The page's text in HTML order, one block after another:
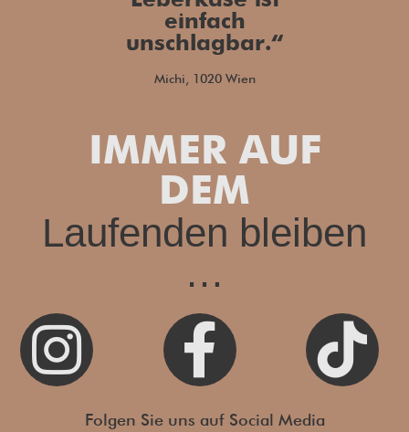
einfach
unschlagbar.“
Michi, 1020 Wien
IMMER AUF
DEM
Laufenden bleiben
…
  
Folgen Sie uns auf Social Media